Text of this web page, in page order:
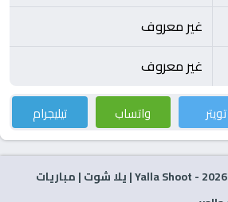
غير معروف
غير معروف
تويتر واتساب تيليجرام
2026
- Yalla Shoot | يلا شوت | مباريات